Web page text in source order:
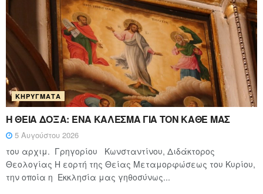
ΚΗΡΎΓΜΑΤΑ
Η ΘΕΙΑ ΔΟΞΑ: ΈΝΑ ΚΑΛΕΣΜΑ ΓΙΑ ΤΟΝ ΚΑΘΕ ΜΑΣ
5 Αυγούστου 2026
του αρχιμ. Γρηγορίου Κωνσταντίνου, Διδάκτορος
Θεολογίας Η εορτή της Θείας Μεταμορφώσεως του Κυρίου,
την οποία η Εκκλησία μας γηθοσύνως...